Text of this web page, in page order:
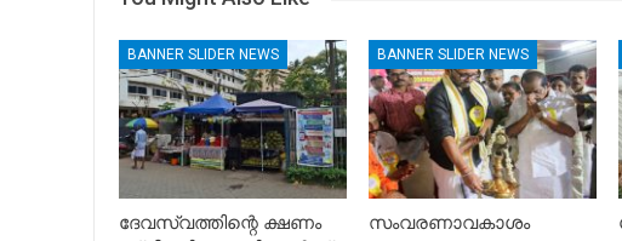
BANNER SLIDER NEWS
ദേവസ്വത്തിന്റെ ക്ഷണം
BANNER SLIDER NEWS
സംവരണാവകാശം